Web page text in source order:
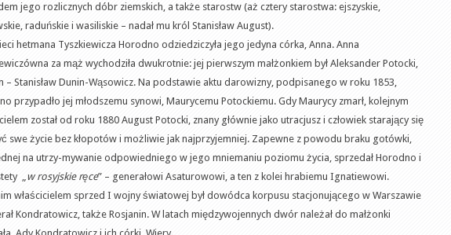
jego rozlicznych dóbr ziemskich, a także starostw (aż cztery starostwa: ejszyskie,
raduńskie i wasiliskie – nadał mu król Stanisław August).
hetmana Tyszkiewicza Horodno odziedziczyła jego jedyna córka, Anna. Anna
za mąż wychodziła dwukrotnie: jej pierwszym małżonkiem był Aleksander Potocki,
– Stanisław Dunin-Wąsowicz. Na podstawie aktu darowizny, podpisanego w roku 1853,
przypadło jej młodszemu synowi, Maurycemu Potockiemu. Gdy Maurycy zmarł, kolejnym
został od roku 1880 August Potocki, znany głównie jako utracjusz i człowiek starający się
swe życie bez kłopotów i możliwie jak najprzyjemniej. Zapewne z powodu braku gotówki,
na utrzy-mywanie odpowiedniego w jego mniemaniu poziomu życia, sprzedał Horodno i
„w rosyjskie ręce” – generałowi Asaturowowi, a ten z kolei hrabiemu Ignatiewowi.
właścicielem sprzed I wojny światowej był dowódca korpusu stacjonującego w Warszawie
Kondratowicz, także Rosjanin. W latach międzywojennych dwór należał do małżonki